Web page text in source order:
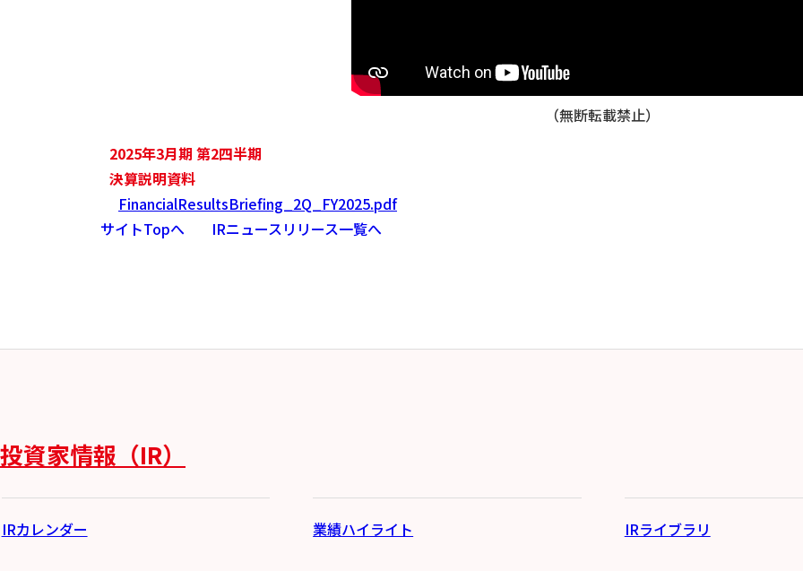
（無断転載禁止）
2025年3月期 第2四半期
決算説明資料
FinancialResultsBriefing_2Q_FY2025.pdf
サイトTopへ
IRニュースリリース一覧へ
投資家情報（IR）
IRカレンダー 業績ハイライト IRライブラリ